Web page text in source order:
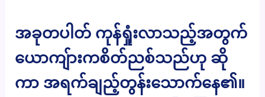
အခုတပါတ် ကုန်ရှုံးလာသည့်အတွက်
ယောကျ်ားကစိတ်ညစ်သည်ဟု ဆို
ကာ အရက်ချည့်တွန်းသောက်နေ၏။